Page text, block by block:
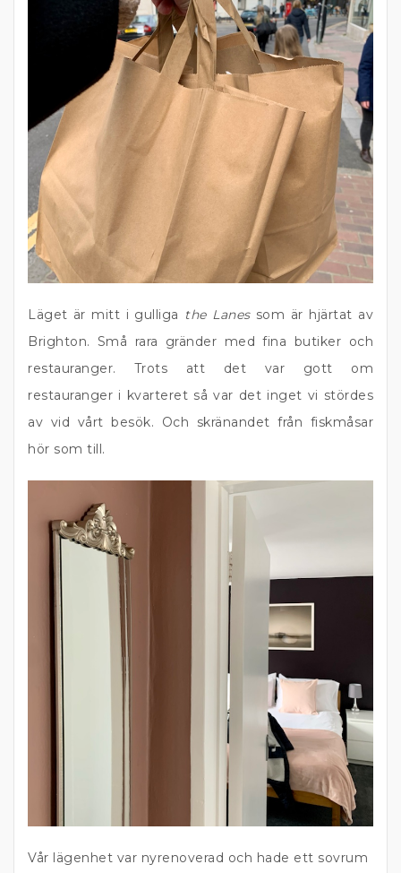
Läget är mitt i gulliga the Lanessom är hjärtat av
Brighton. Små rara gränder med fina butiker och
restauranger. Trots att det var gott om
restauranger i kvarteret så var det inget vi stördes
av vid vårt besök. Och skränandet från fiskmåsar
hör som till.
Vår lägenhet var nyrenoverad och hade ett sovrum